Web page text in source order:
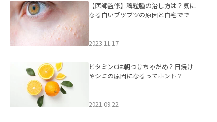
【医師監修】稗粒腫の治し方は？気に
なる白いブツブツの原因と自宅ででき
2023.11.17
ビタミンCは朝つけちゃだめ？日焼け
やシミの原因になるってホント？
2021.09.22